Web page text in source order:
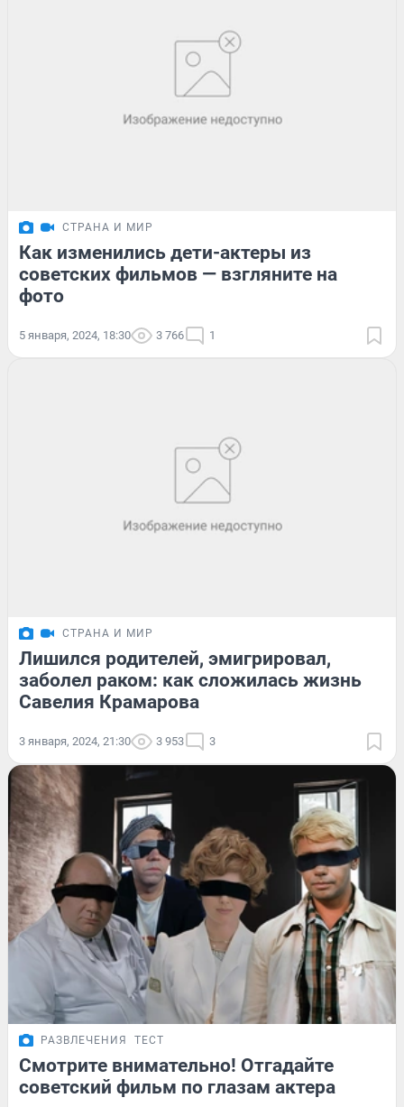
СТРАНА И МИР
Как изменились дети-актеры из
советских фильмов — взгляните на
фото
5 января, 2024, 18:30 3 766 1
СТРАНА И МИР
Лишился родителей, эмигрировал,
заболел раком: как сложилась жизнь
Савелия Крамарова
3 января, 2024, 21:30 3 953 3
РАЗВЛЕЧЕНИЯ ТЕСТ
Смотрите внимательно! Отгадайте
советский фильм по глазам актера